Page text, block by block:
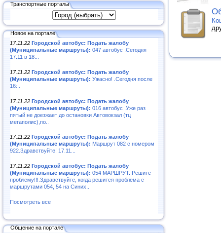
Транспортные порталы
Новое на портале
17.11.22 Городской автобус: Подать жалобу
(Муниципальные маршруты): 047 автобус .Сегодня
17.11 в 18...
17.11.22 Городской автобус: Подать жалобу
(Муниципальные маршруты): Ужасно! .Сегодня после
16:..
17.11.22 Городской автобус: Подать жалобу
(Муниципальные маршруты): 016 автобус .Уже раз
пятый не доезжает до остановки Автовокзал (тц
мегаполис),по..
17.11.22 Городской автобус: Подать жалобу
(Муниципальные маршруты): Маршрут 082 с номером
922.Здравствуйте! 17.11...
17.11.22 Городской автобус: Подать жалобу
(Муниципальные маршруты): 054 МАРШРУТ. Решите
проблему!!!.Здравствуйте, когда решится проблема с
маршрутами 054, 54 на Синих..
Посмотреть все
Общение на портале